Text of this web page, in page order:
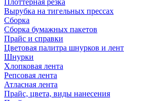
Плоттерная резка
Вырубка на тигельных прессах
Сборка
Сборка бумажных пакетов
Прайс и справки
Цветовая палитра шнурков и лент
Шнурки
Хлопковая лента
Репсовая лента
Атласная лента
Прайс, цвета, виды нанесения